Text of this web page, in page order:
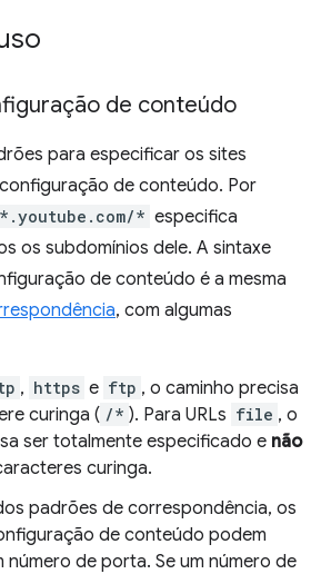
de conteúdo
para especificar os sites
de conteúdo. Por
* especifica
os subdomínios dele. A sintaxe
de conteúdo é a mesma
, com algumas
, https e ftp , o caminho precisa
curinga ( /* ). Para URLs file , o
ser totalmente especificado e não
curinga.
padrões de correspondência, os
de conteúdo podem
número de porta. Se um número de